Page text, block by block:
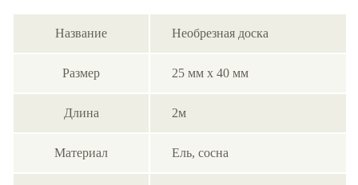
Название Необрезная доска
Размер 25 мм х 40 мм
Длина 2м
Материал Ель, cосна